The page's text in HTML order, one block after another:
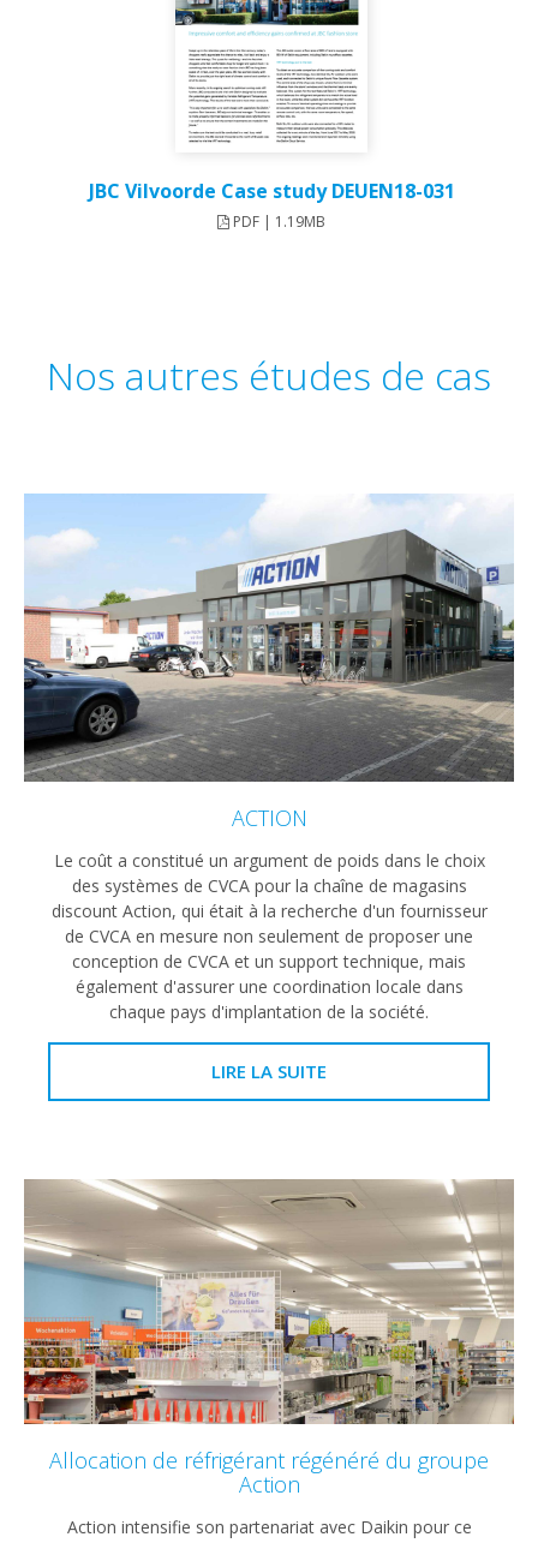
JBC Vilvoorde Case study DEUEN18-031
PDF | 1.19MB
Nos autres études de cas
ACTION
Le coût a constitué un argument de poids dans le choix
des systèmes de CVCA pour la chaîne de magasins
discount Action, qui était à la recherche d'un fournisseur
de CVCA en mesure non seulement de proposer une
conception de CVCA et un support technique, mais
également d'assurer une coordination locale dans
chaque pays d'implantation de la société.
LIRE LA SUITE
Allocation de réfrigérant régénéré du groupe
Action
Action intensifie son partenariat avec Daikin pour ce